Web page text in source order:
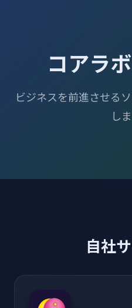
コアラ
ビジネスを前進させる
し
自社